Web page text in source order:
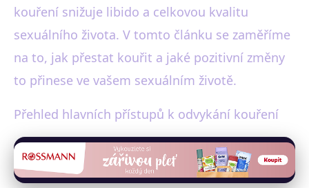
kouření snižuje libido a celkovou kvalitu
sexuálního života. V tomto článku se zaměříme
na to, jak přestat kouřit a jaké pozitivní změny
to přinese ve vašem sexuálním životě.
Přehled hlavních přístupů k odvykání kouření